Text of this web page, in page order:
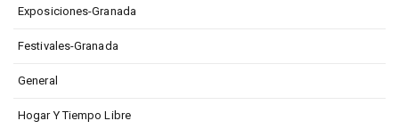
Exposiciones-Granada
Festivales-Granada
General
Hogar Y Tiempo Libre